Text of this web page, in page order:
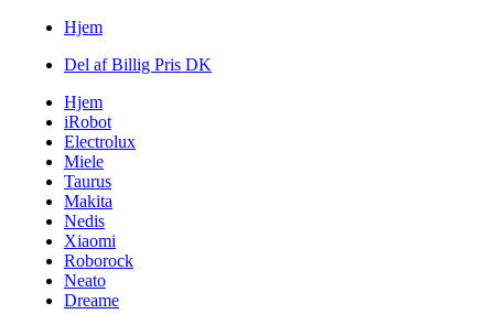
Hjem
Del af Billig Pris DK
Hjem
iRobot
Electrolux
Miele
Taurus
Makita
Nedis
Xiaomi
Roborock
Neato
Dreame